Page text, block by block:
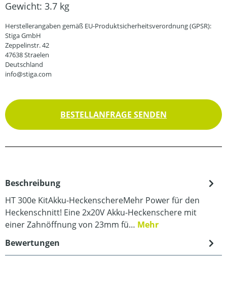
Gewicht: 3.7 kg
Herstellerangaben gemäß EU-Produktsicherheitsverordnung (GPSR):
Stiga GmbH
Zeppelinstr. 42
47638 Straelen
Deutschland
info@stiga.com
BESTELLANFRAGE SENDEN
Beschreibung
HT 300e KitAkku-HeckenschereMehr Power für den
Heckenschnitt! Eine 2x20V Akku-Heckenschere mit
einer Zahnöffnung von 23mm fü… Mehr
Bewertungen